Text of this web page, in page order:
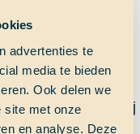
advertenties te
media te bieden
Ook delen we
site met onze
en analyse. Deze
ehmm.. MIJN
naar Mr. Chicken,
uitgelachen werd
jongens, hij is
dacht ik.
terug zijn, dus wij
St. George.